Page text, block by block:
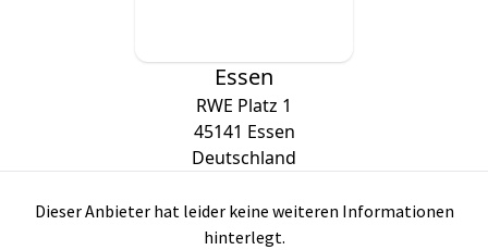
Essen
RWE Platz 1
45141 Essen
Deutschland
Dieser Anbieter hat leider keine weiteren Informationen
hinterlegt.